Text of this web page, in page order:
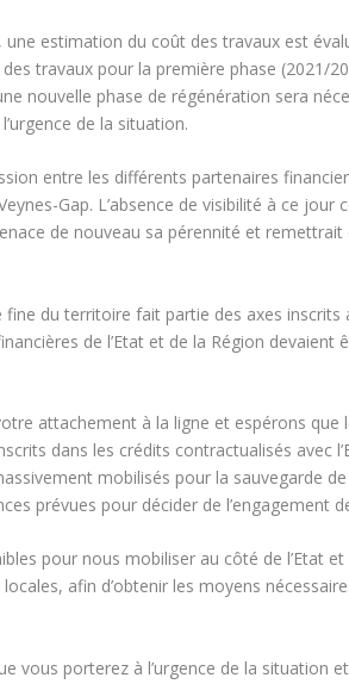
une estimation du coût des travaux est
travaux pour la première phase (2021/
nouvelle phase de régénération sera
de la situation.
entre les différents partenaires
Gap. L’absence de visibilité à ce jour
de nouveau sa pérennité et
du territoire fait partie des axes inscrits
de l’Etat et de la Région devaient
attachement à la ligne et espérons que
dans les crédits contractualisés avec
mobilisés pour la sauvegarde
prévues pour décider de l’engagement
pour nous mobiliser au côté de l’Etat
afin d’obtenir les moyens
vous porterez à l’urgence de la situation